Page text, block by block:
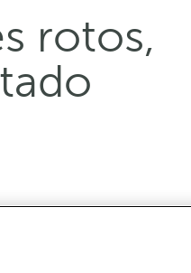
rotos,
con un
hacer en esta